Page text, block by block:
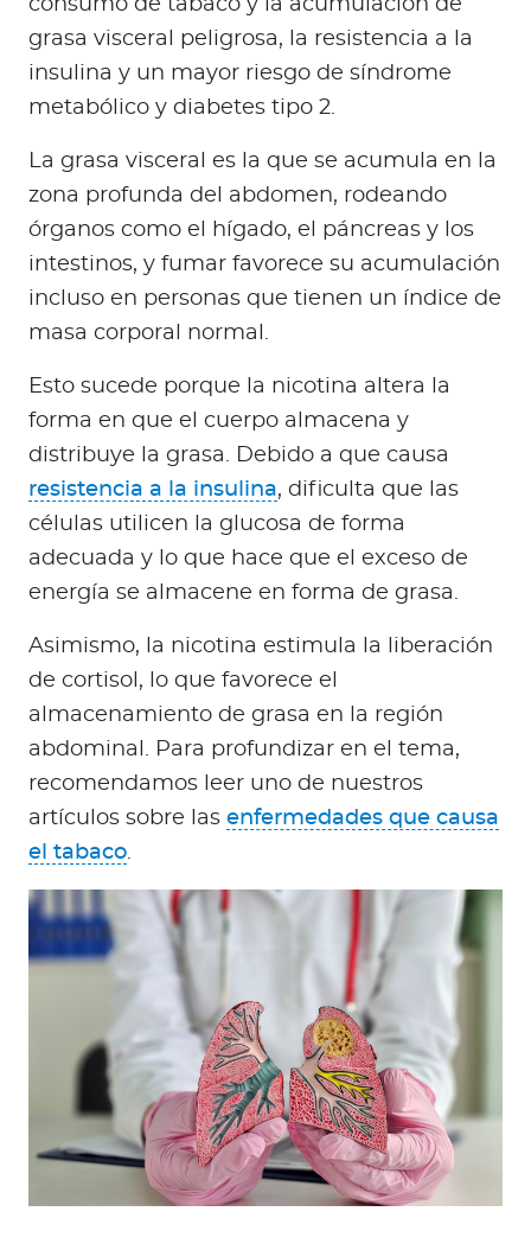
consumo de tabaco y la acumulación de
grasa visceral peligrosa, la resistencia a la
insulina y un mayor riesgo de síndrome
metabólico y diabetes tipo 2.
La grasa visceral es la que se acumula en la
zona profunda del abdomen, rodeando
órganos como el hígado, el páncreas y los
intestinos, y fumar favorece su acumulación
incluso en personas que tienen un índice de
masa corporal normal.
Esto sucede porque la nicotina altera la
forma en que el cuerpo almacena y
distribuye la grasa. Debido a que causa
resistencia a la insulina, dificulta que las
células utilicen la glucosa de forma
adecuada y lo que hace que el exceso de
energía se almacene en forma de grasa.
Asimismo, la nicotina estimula la liberación
de cortisol, lo que favorece el
almacenamiento de grasa en la región
abdominal. Para profundizar en el tema,
recomendamos leer uno de nuestros
artículos sobre las enfermedades que causa
el tabaco.